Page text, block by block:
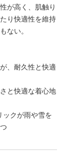
が高く、肌触り
り快適性を維持
ない。
、耐久性と快適
と快適な着心地
ックが雨や雪を